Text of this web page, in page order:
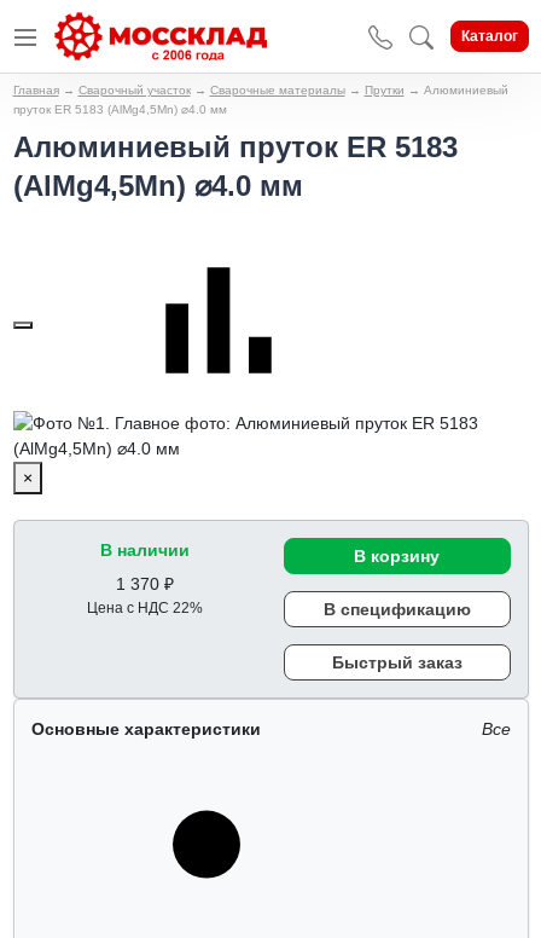
Каталог
Главная → Сварочный участок → Сварочные материалы → Прутки → Алюминиевый
пруток ER 5183 (AlMg4,5Mn) ⌀4.0 мм
Алюминиевый пруток ER 5183
(AlMg4,5Mn) ⌀4.0 мм
×
В наличии
1 370 ₽
Цена с НДС 22%
В корзину
В спецификацию
Быстрый заказ
Основные характеристики Все